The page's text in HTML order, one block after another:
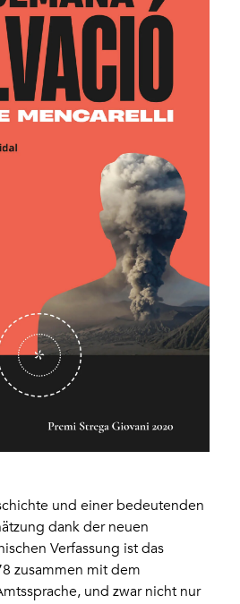
und einer bedeutenden
dank der neuen
Verfassung ist das
zusammen mit dem
und zwar nicht nur